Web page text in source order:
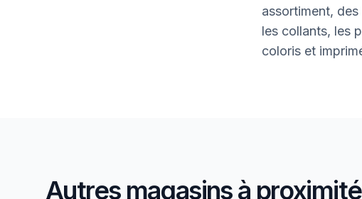
assortiment,
les collants, les
coloris et
Autres magasins à proximité